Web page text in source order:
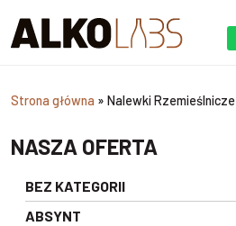
Strona główna » Nalewki Rzemieślnicze
NASZA OFERTA
BEZ KATEGORII
ABSYNT